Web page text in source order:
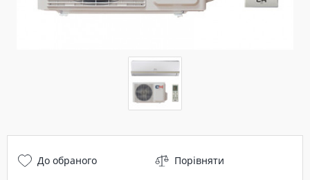
До обраного Порівняти